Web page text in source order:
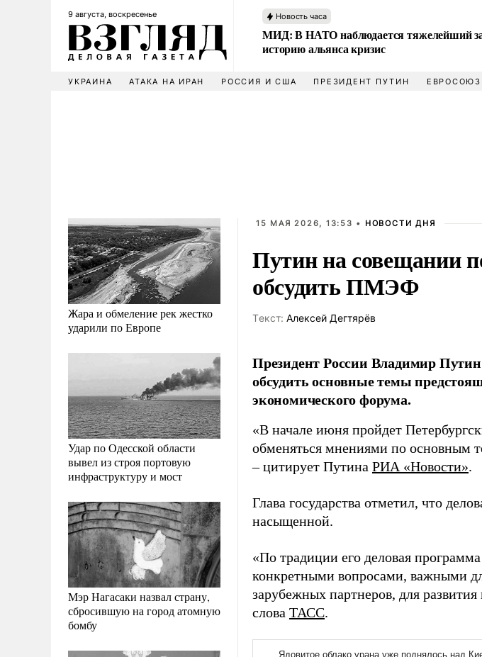
9 августа, воскресенье Новость часа
МИД: В НАТО наблюдается тяжелейший
историю альянса кризис
УКРАИНА АТАКА НА ИРАН РОССИЯ И США ПРЕЗИДЕНТ ПУТИН ЕВРОСОЮЗ
Жара и обмеление рек жестко
ударили по Европе
Удар по Одесской области
вывел из строя портовую
инфраструктуру и мост
Мэр Нагасаки назвал страну,
сбросившую на город атомную
бомбу
15 МАЯ 2026, 13:53 • НОВОСТИ ДНЯ
Путин на совещании
обсудить ПМЭФ
Tекст: Алексей Дегтярёв
Президент России Владимир
обсудить основные темы
экономического форума.
«В начале июня пройдет
обменяться мнениями по основным
– цитирует Путина РИА «Новости».
Глава государства отметил, что
насыщенной.
«По традиции его деловая
конкретными вопросами, важными
зарубежных партнеров, для
слова ТАСС.